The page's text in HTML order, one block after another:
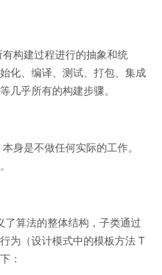
构建过程进行的抽象和统
化、编译、测试、打包、集成
几乎所有的构建步骤。
身是不做任何实际的工作。
算法的整体结构，子类通过
为（设计模式中的模板方法 T
：